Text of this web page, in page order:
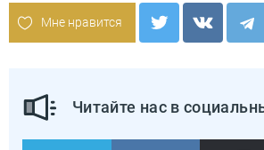
Мне нравится
Читайте нас в